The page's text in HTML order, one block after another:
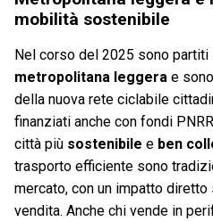
mobilità sostenibile
Nel corso del 2025 sono
metropolitana leggera e
della nuova rete ciclabile
finanziati anche con fondi
città più sostenibile e ben
trasporto efficiente sono
mercato, con un impatto
vendita. Anche chi vende in